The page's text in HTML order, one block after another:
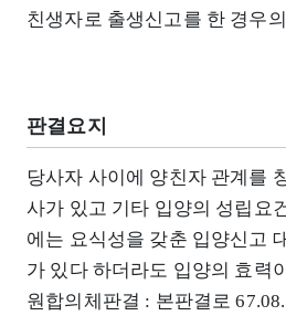
친생자로 출생신고를 한 경우
판결요지
당사자 사이에 양친자 관계를
사가 있고 기타 입양의 성립요
에는 요식성을 갖춘 입양신고
가 있다 하더라도 입양의 효력
원합의체판결 : 본판결로